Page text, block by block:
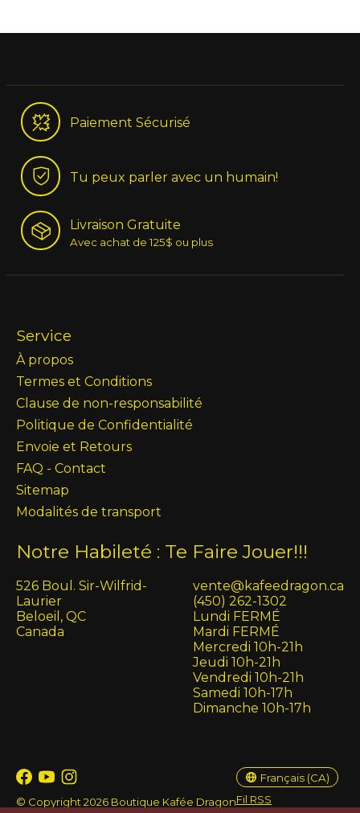
Paiement Sécurisé
Tu peux parler avec un humain!
Livraison Gratuite
Avec achat de 125$ ou plus
Service
À propos
Termes et Conditions
Clause de non-responsabilité
Politique de Confidentialité
Envoie et Retours
FAQ - Contact
Sitemap
Modalités de transport
Notre Habileté : Te Faire Jouer!!!
526 Boul. Sir-Wilfrid-
Laurier
Beloeil, QC
Canada
vente@kafeedragon.ca
(450) 262-1302
Lundi FERMÉ
Mardi FERMÉ
Mercredi 10h-21h
Jeudi 10h-21h
Vendredi 10h-21h
Samedi 10h-17h
Dimanche 10h-17h
© Copyright 2026 Boutique Kafée DragonFil RSS
Français (CA)
English (US)